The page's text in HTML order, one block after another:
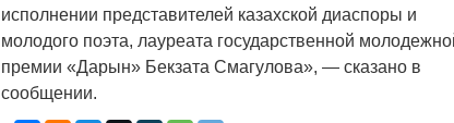
исполнении представителей казахской диаспоры и
молодого поэта, лауреата государственной
премии «Дарын» Бекзата Смагулова», — сказано в
сообщении.